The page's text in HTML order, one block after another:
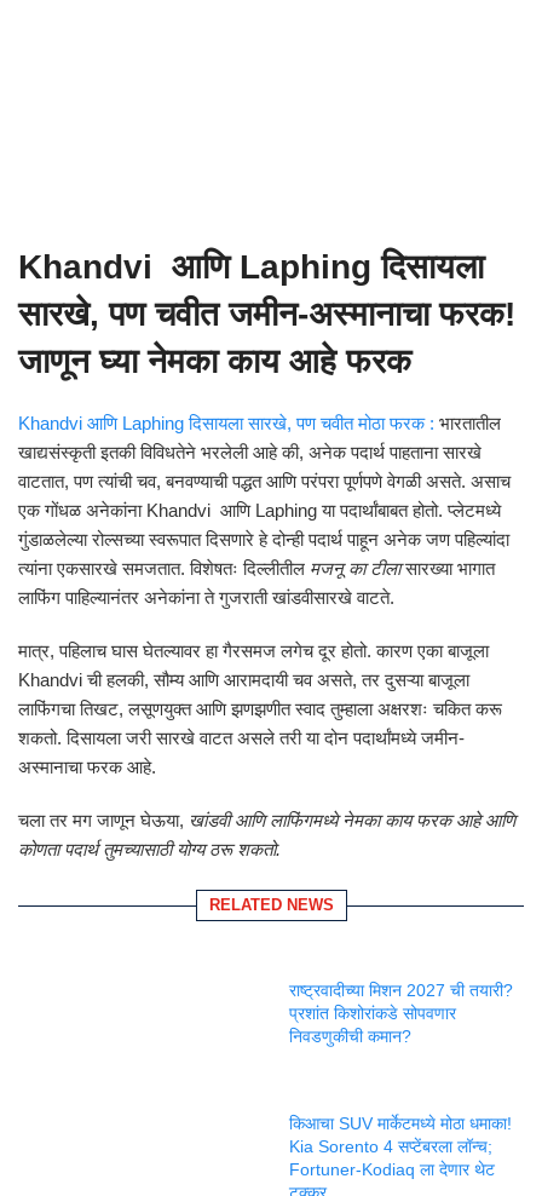
Khandvi आणि Laphing दिसायला
सारखे, पण चवीत जमीन-अस्मानाचा फरक!
जाणून घ्या नेमका काय आहे फरक
Khandvi आणि Laphing दिसायला सारखे, पण चवीत मोठा फरक : भारतातील
खाद्यसंस्कृती इतकी विविधतेने भरलेली आहे की, अनेक पदार्थ पाहताना सारखे
वाटतात, पण त्यांची चव, बनवण्याची पद्धत आणि परंपरा पूर्णपणे वेगळी असते. असाच
एक गोंधळ अनेकांना Khandvi आणि Laphing या पदार्थांबाबत होतो. प्लेटमध्ये
गुंडाळलेल्या रोल्सच्या स्वरूपात दिसणारे हे दोन्ही पदार्थ पाहून अनेक जण पहिल्यांदा
त्यांना एकसारखे समजतात. विशेषतः दिल्लीतील मजनू का टीलासारख्या भागात
लाफिंग पाहिल्यानंतर अनेकांना ते गुजराती खांडवीसारखे वाटते.
मात्र, पहिलाच घास घेतल्यावर हा गैरसमज लगेच दूर होतो. कारण एका बाजूला
Khandvi ची हलकी, सौम्य आणि आरामदायी चव असते, तर दुसऱ्या बाजूला
लाफिंगचा तिखट, लसूणयुक्त आणि झणझणीत स्वाद तुम्हाला अक्षरशः चकित करू
शकतो. दिसायला जरी सारखे वाटत असले तरी या दोन पदार्थांमध्ये जमीन-
अस्मानाचा फरक आहे.
चला तर मग जाणून घेऊया, खांडवी आणि लाफिंगमध्ये नेमका काय फरक आहे आणि
कोणता पदार्थ तुमच्यासाठी योग्य ठरू शकतो.
RELATED NEWS
राष्ट्रवादीच्या मिशन 2027 ची तयारी?
प्रशांत किशोरांकडे सोपवणार
निवडणुकीची कमान?
किआचा SUV मार्केटमध्ये मोठा धमाका!
Kia Sorento 4 सप्टेंबरला लॉन्च;
Fortuner-Kodiaq ला देणार थेट